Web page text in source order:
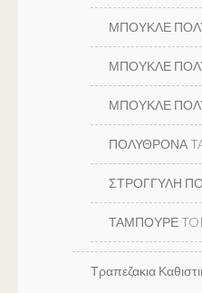
ΜΠΟΥΚΛΕ
ΜΠΟΥΚΛΕ
ΜΠΟΥΚΛΕ
ΠΟΛΥΘΡΟΝΑ
ΣΤΡΟΓΓΥΛΗ
ΤΑΜΠΟΥΡΕ
Τραπεζακια